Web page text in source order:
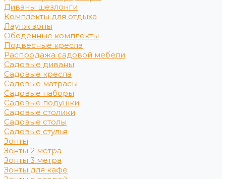
Диваны шезлонги
Комплекты для отдыха
Лаунж зоны
Обеденные комплекты
Подвесные кресла
Распродажа садовой мебели
Садовые диваны
Садовые кресла
Садовые матрасы
Садовые наборы
Садовые подушки
Садовые столики
Садовые столы
Садовые стулья
Зонты
Зонты 2 метра
Зонты 3 метра
Зонты для кафе